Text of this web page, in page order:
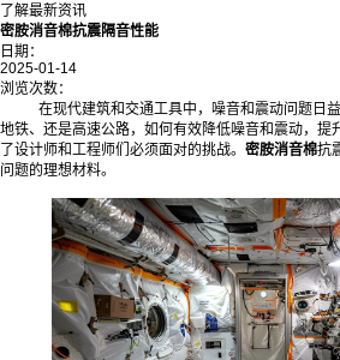
了解最新资讯
密胺消音棉抗震隔音性能
日期：
2025-01-14
浏览次数：
在现代建筑和交通工具中，噪音和震动问题日
地铁、还是高速公路，如何有效降低噪音和震动，提
了设计师和工程师们必须面对的挑战。 密胺消音棉抗
问题的理想材料。